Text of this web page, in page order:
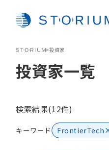
>投資家
投資家一覧
検索結果(12件)
キーワード FrontierTech